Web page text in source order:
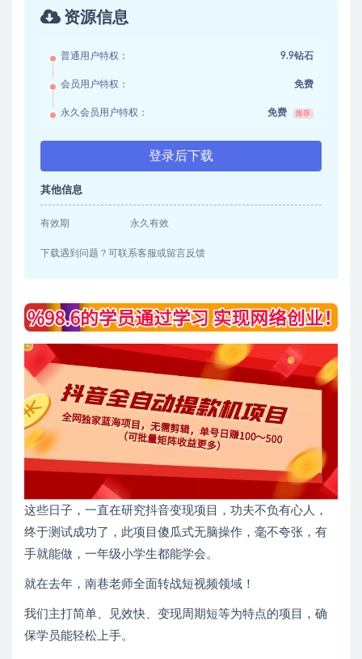
资源信息
普通用户特权： 9.9钻石
会员用户特权： 免费
永久会员用户特权： 免费 推荐
登录后下载
其他信息
有效期 永久有效
下载遇到问题？可联系客服或留言反馈
这些日子，一直在研究抖音变现项目，功夫不负有心人，
终于测试成功了，此项目傻瓜式无脑操作，毫不夸张，有
手就能做，一年级小学生都能学会。
就在去年，南巷老师全面转战短视频领域！
我们主打简单、见效快、变现周期短等为特点的项目，确
保学员能轻松上手。